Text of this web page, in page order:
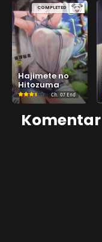
COMPLETED
Hajimete no
Hitozuma
Ch. 07 End
Komentar